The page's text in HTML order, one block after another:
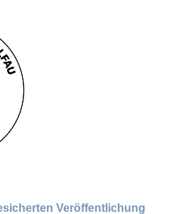
Veröffentlichung